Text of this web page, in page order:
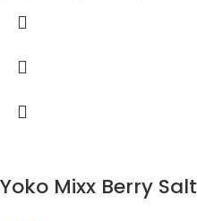
Yoko Mixx Berry Salt